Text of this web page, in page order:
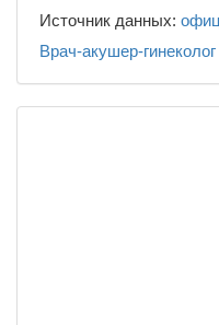
Источник данных:
Врач-акушер-гинеколог